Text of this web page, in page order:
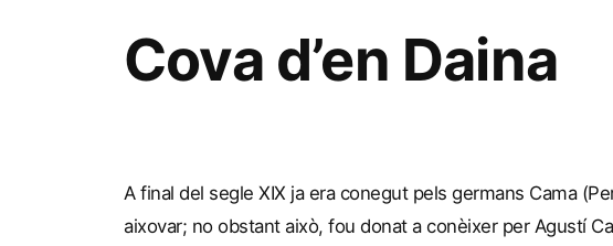
Cova d’en Daina
A final del segle XIX ja era conegut pels germans Cama
aixovar; no obstant això, fou donat a conèixer per Agustí